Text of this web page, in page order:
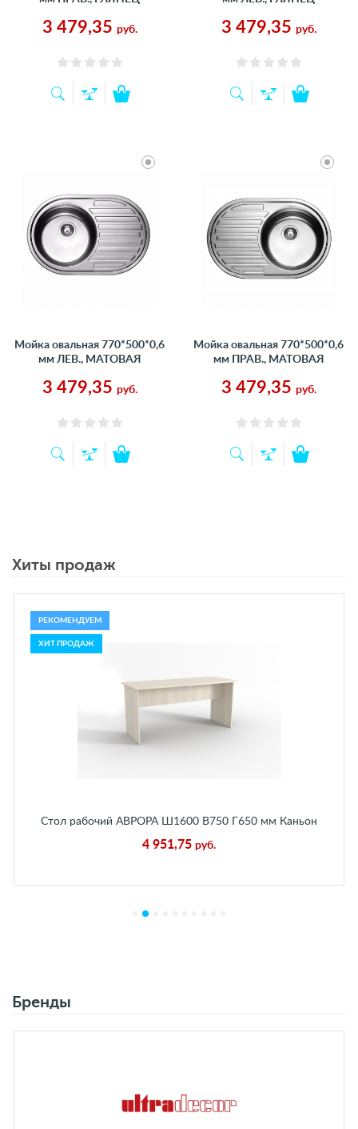
3 479,35 руб. 3 479,35 руб.
Мойка овальная 770*500*0,6
мм ЛЕВ., МАТОВАЯ
3 479,35 руб.
Мойка овальная 770*500*0,6
мм ПРАВ., МАТОВАЯ
3 479,35 руб.
Хиты продаж
РЕКОМЕНДУЕМ
ХИТ ПРОДАЖ
Стол рабочий АВРОРА Ш1600 В750 Г650 мм Каньон
4 951,75 руб.
Бренды